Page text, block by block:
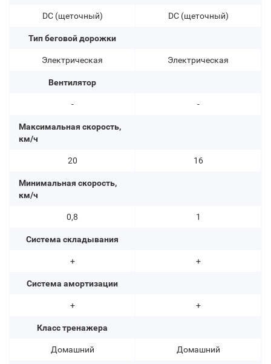
DC (щеточный)
Тип беговой дорожки
Электрическая
Вентилятор
-
Максимальная скорость,
км/ч
20
Минимальная скорость,
км/ч
0,8
Система складывания
+
Система амортизации
+
Класс тренажера
Домашний
DC (щеточный)
Электрическая
-
16
1
+
+
Домашний